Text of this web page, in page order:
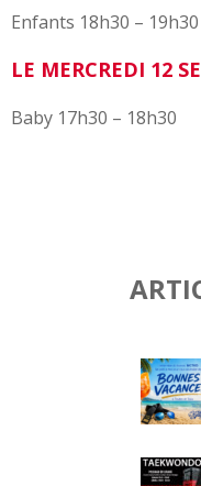
Enfants 18h30 –
LE MERCREDI 12
Baby 17h30 – 18h30